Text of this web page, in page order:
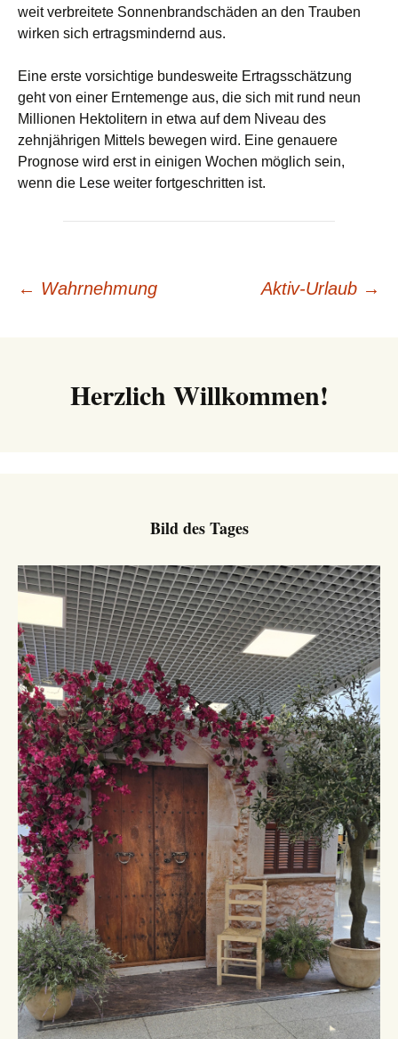
weit verbreitete Sonnenbrandschäden an den Trauben
wirken sich ertragsmindernd aus.
Eine erste vorsichtige bundesweite Ertragsschätzung
geht von einer Erntemenge aus, die sich mit rund neun
Millionen Hektolitern in etwa auf dem Niveau des
zehnjährigen Mittels bewegen wird. Eine genauere
Prognose wird erst in einigen Wochen möglich sein,
wenn die Lese weiter fortgeschritten ist.
Beitrags-
← Wahrnehmung Aktiv-Urlaub →
Herzlich Willkommen!
Bild des Tages